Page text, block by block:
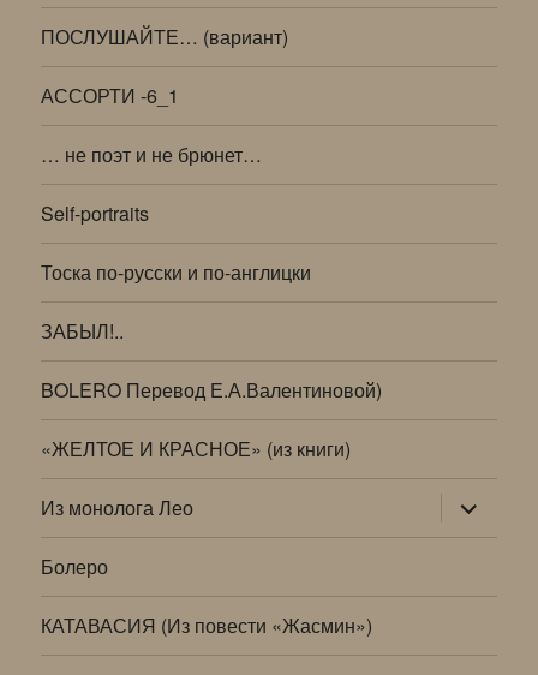
ПОСЛУШАЙТЕ… (вариант)
АССОРТИ -6_1
… не поэт и не брюнет…
Self-portraits
Тоска по-русски и по-англицки
ЗАБЫЛ!..
BOLERO Перевод Е.А.Валентиновой)
«ЖЕЛТОЕ И КРАСНОЕ» (из книги)
Из монолога Лео раскрыть
дочернее
меню
Болеро
КАТАВАСИЯ (Из повести «Жасмин»)